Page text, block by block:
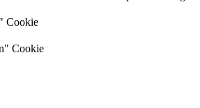
Cookie
Cookie